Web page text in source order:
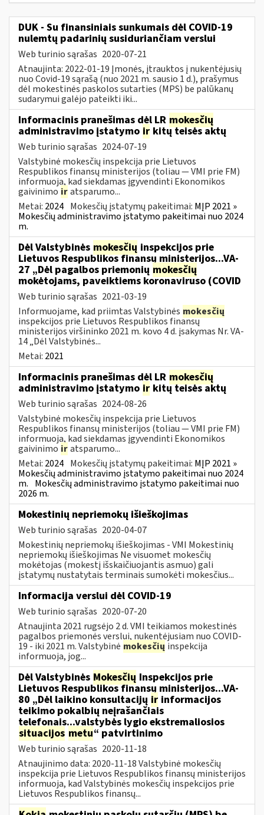
DUK - Su finansiniais sunkumais dėl COVID-19
nulemtų padarinių susiduriančiam verslui
Web turinio sąrašas 2020-07-21
Atnaujinta: 2022-01-19 Įmonės, įtrauktos į nukentėjusių
nuo Covid-19 sąrašą (nuo 2021 m. sausio 1 d.), prašymus
dėl mokestinės paskolos sutarties (MPS) be palūkanų
sudarymui galėjo pateikti iki...
Informacinis pranešimas dėl LR mokesčių
administravimo įstatymo ir kitų teisės aktų
Web turinio sąrašas 2024-07-19
Valstybinė mokesčių inspekcija prie Lietuvos
Respublikos finansų ministerijos (toliau — VMI prie FM)
informuoja, kad siekdamas įgyvendinti Ekonomikos
gaivinimo iratsparumo...
Metai: 2024 Mokesčių įstatymų pakeitimai: MĮP 2021 »
Mokesčių administravimo įstatymo pakeitimai nuo 2024
m.
Dėl Valstybinės mokesčių inspekcijos prie
Lietuvos Respublikos finansų ministerijos...VA-
27 „Dėl pagalbos priemonių mokesčių
mokėtojams, paveiktiems koronaviruso (COVID
Web turinio sąrašas 2021-03-19
Informuojame, kad priimtas Valstybinės mokesčių
inspekcijos prie Lietuvos Respublikos finansų
ministerijos viršininko 2021 m. kovo 4 d. įsakymas Nr. VA-
14 „Dėl Valstybinės...
Metai: 2021
Informacinis pranešimas dėl LR mokesčių
administravimo įstatymo ir kitų teisės aktų
Web turinio sąrašas 2024-08-26
Valstybinė mokesčių inspekcija prie Lietuvos
Respublikos finansų ministerijos (toliau — VMI prie FM)
informuoja, kad siekdamas įgyvendinti Ekonomikos
gaivinimo iratsparumo...
Metai: 2024 Mokesčių įstatymų pakeitimai: MĮP 2021 »
Mokesčių administravimo įstatymo pakeitimai nuo 2024
m. Mokesčių administravimo įstatymo pakeitimai nuo
2026 m.
Mokestinių nepriemokų išieškojimas
Web turinio sąrašas 2020-04-07
Mokestinių nepriemokų išieškojimas - VMI Mokestinių
nepriemokų išieškojimas Ne visuomet mokesčių
mokėtojas (mokestį išskaičiuojantis asmuo) gali
įstatymų nustatytais terminais sumokėti mokesčius...
Informacija verslui dėl COVID-19
Web turinio sąrašas 2020-07-20
Atnaujinta 2021 rugsėjo 2 d. VMI teikiamos mokestinės
pagalbos priemonės verslui, nukentėjusiam nuo COVID-
19 - iki 2021 m. Valstybinė mokesčių inspekcija
informuoja, jog...
Dėl Valstybinės Mokesčių Inspekcijos prie
Lietuvos Respublikos finansų ministerijos...VA-
80 „Dėl laikino konsultacijų ir informacijos
teikimo pokalbių neįrašančiais
telefonais...valstybės lygio ekstremaliosios
situacijos metu“ patvirtinimo
Web turinio sąrašas 2020-11-18
Atnaujinimo data: 2020-11-18 Valstybinė mokesčių
inspekcija prie Lietuvos Respublikos finansų ministerijos
informuoja, kad Valstybinės mokesčių inspekcijos prie
Lietuvos Respublikos finansų...